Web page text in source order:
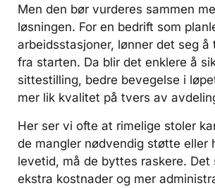
Men den bør vurderes sammen
løsningen. For en bedrift som
arbeidsstasjoner, lønner det seg å
fra starten. Da blir det enklere å
sittestilling, bedre bevegelse i
mer lik kvalitet på tvers av
Her ser vi ofte at rimelige stoler
de mangler nødvendig støtte eller
levetid, må de byttes raskere. Det
ekstra kostnader og mer